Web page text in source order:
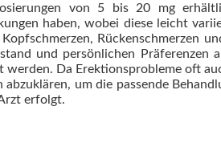
von 5 bis 20 mg
haben, wobei diese leicht
Rückenschmerzen
und persönlichen
werden. Da Erektionsprobleme oft
um die passende
erfolgt.